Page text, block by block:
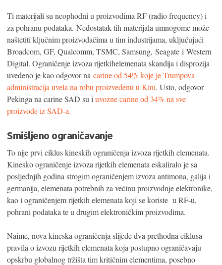
Ti materijali su neophodni u proizvodima RF (radio frequency) i
za pohranu podataka. Nedostatak tih materijala umnogome može
naštetiti ključnim proizvođačima u tim industrijama, uključujući
Broadcom, GF, Qualcomm, TSMC, Samsung, Seagate i Western
Digital. Ograničenje izvoza rijetkihelemenata skandija i disprozija
uvedeno je kao odgovor na carine od 54% koje je Trumpova
administracija uvela na robu proizvedenu u Kini. Usto, odgovor
Pekinga na carine SAD su i uvozne carine od 34% na sve
proizvode iz SAD-a.
Smišljeno ograničavanje
To nije prvi ciklus kineskih ograničenja izvoza rijetkih elemenata.
Kinesko ograničenje izvoza rijetkih elemenata eskaliralo je sa
posljednjih godina strogim ograničenjem izvoza antimona, galija i
germanija, elemenata potrebnih za većinu proizvodnje elektronike,
kao i ograničenjem rijetkih elemenata koji se koriste u RF-u,
pohrani podataka te u drugim elektroničkim proizvodima.
Naime, nova kineska ograničenja slijede dva prethodna ciklusa
pravila o izvozu rijetkih elemenata koja postupno ograničavaju
opskrbu globalnog tržišta tim kritičnim elementima, posebno